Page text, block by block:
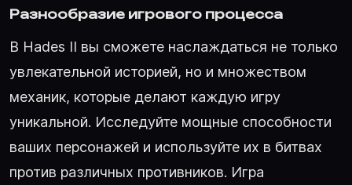
Разнообразие игрового процесса
В Hades II вы сможете наслаждаться не только
увлекательной историей, но и множеством
механик, которые делают каждую игру
уникальной. Исследуйте мощные способности
ваших персонажей и используйте их в битвах
против различных противников. Игра